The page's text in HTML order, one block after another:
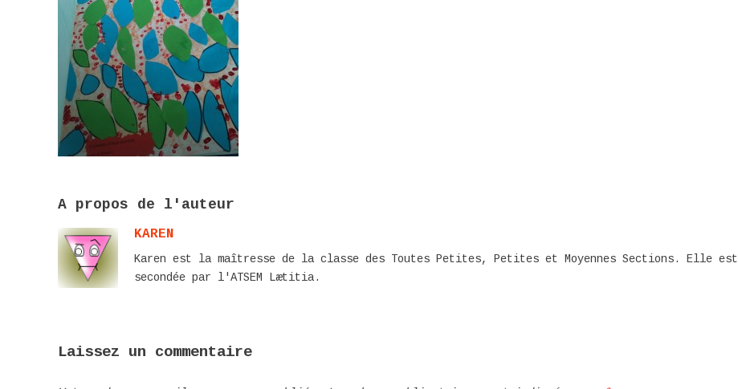
A propos de l'auteur
KAREN
Karen est la maîtresse de la classe des Toutes Petites, Petites et Moyennes Sections. Elle est
secondée par l'ATSEM Lætitia.
Laissez un commentaire